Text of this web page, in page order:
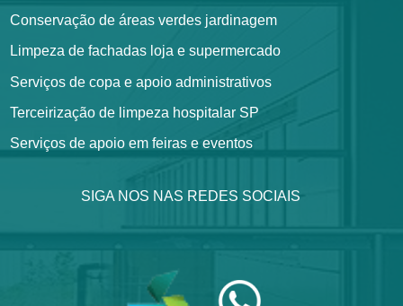
Conservação de áreas verdes jardinagem
Limpeza de fachadas loja e supermercado
Serviços de copa e apoio administrativos
Terceirização de limpeza hospitalar SP
Serviços de apoio em feiras e eventos
SIGA NOS NAS REDES SOCIAIS